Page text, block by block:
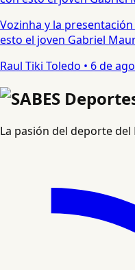
Vozinha y la
esto el joven Gabriel
Raul Tiki Toledo • 6 de
La pasión del deporte del